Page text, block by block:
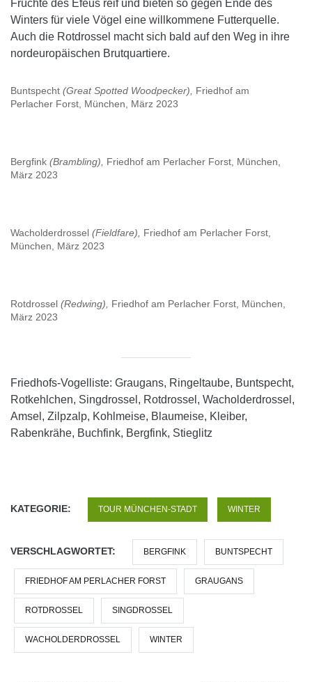
Früchte des Efeus reif und bieten so gegen Ende des
Winters für viele Vögel eine willkommene Futterquelle.
Auch die Rotdrossel macht sich bald auf den Weg in ihre
nordeuropäischen Brutquartiere.
Buntspecht (Great Spotted Woodpecker),
Friedhof am
Perlacher Forst, München, März 2023
Bergfink (Brambling),
Friedhof am Perlacher Forst, München,
März 2023
Wacholderdrossel (Fieldfare),
Friedhof am Perlacher Forst,
München, März 2023
Rotdrossel (Redwing),
Friedhof am Perlacher Forst, München,
März 2023
Friedhofs-Vogelliste: Graugans, Ringeltaube, Buntspecht,
Rotkehlchen, Singdrossel, Rotdrossel, Wacholderdrossel,
Amsel, Zilpzalp, Kohlmeise, Blaumeise, Kleiber,
Rabenkrähe, Buchfink, Bergfink, Stieglitz
KATEGORIE: TOUR MÜNCHEN-STADT WINTER
VERSCHLAGWORTET: BERGFINK BUNTSPECHT
FRIEDHOF AM PERLACHER FORST GRAUGANS
ROTDROSSEL SINGDROSSEL
WACHOLDERDROSSEL WINTER